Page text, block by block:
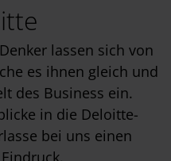
lassen sich von
es ihnen gleich und
des Business ein.
in die Deloitte-
bei uns einen